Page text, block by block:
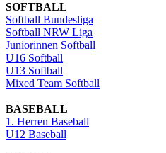
SOFTBALL
Softball Bundesliga
Softball NRW Liga
Juniorinnen Softball
U16 Softball
U13 Softball
Mixed Team Softball
BASEBALL
1. Herren Baseball
U12 Baseball